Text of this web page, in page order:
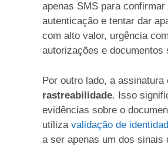
apenas SMS para
autenticação e tentar dar
com alto valor, urgência
autorizações e documentos
Por outro lado, a
rastreabilidade. Isso
evidências sobre o
utiliza validação de
a ser apenas um dos sinais